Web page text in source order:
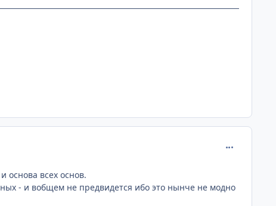
основа всех основ.
- и вобщем не предвидется ибо это нынче не модно